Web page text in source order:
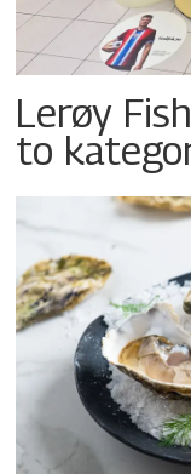
Lerøy
to